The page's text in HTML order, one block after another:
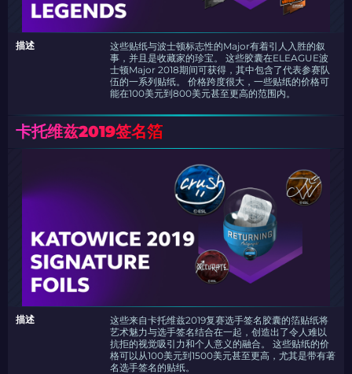
描述
这些贴纸与波士顿标志性的Major有着引人入胜的叙
事，并且是收藏家的珍宝。 这些胶囊在ELEAGUE波
士顿Major 2018期间可获得，其中包含了代表参赛队
伍的一系列贴纸。 价格跨度很大，一些贴纸的价格可
能在100美元到800美元甚至更高的范围内。
卡托维兹2019签名箔
描述
这些来自卡托维兹2019复赛选手签名胶囊的箔贴纸将
艺术魅力与选手签名结合在一起，创造出了令人难以
抗拒的视觉吸引力和个人意义的融合。 这些贴纸的价
格可以从100美元到1500美元甚至更高，尤其是带有著
名选手签名的贴纸。